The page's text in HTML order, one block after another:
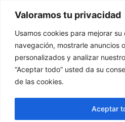
Valoramos tu privacidad
Usamos cookies para mejorar
navegación, mostrarle anuncios
personalizados y analizar
“Aceptar todo” usted da su
de las cookies.
Aceptar
contingut
Tu Rincón del
Dona’ns